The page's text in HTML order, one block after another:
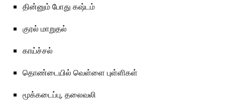
தின்னும் போது கஷ்டம்
குரல் மாறுதல்
காய்ச்சல்
தொண்டையில் வெள்ளை புள்ளிகள்
மூக்கடைப்பு, தலைவலி